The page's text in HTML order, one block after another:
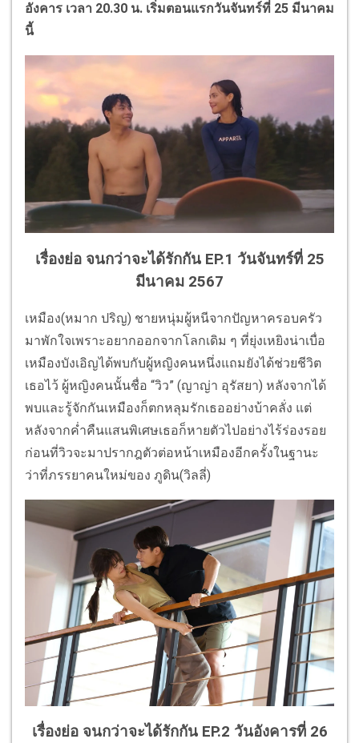
อังคาร เวลา 20.30 น. เริ่มตอนแรกวันจันทร์ที่ 25 มีนาคม
นี้
เรื่องย่อ จนกว่าจะได้รักกัน EP.1 วันจันทร์ที่ 25
มีนาคม 2567
เหมือง(หมาก ปริญ) ชายหนุ่มผู้หนีจากปัญหาครอบครัว
มาพักใจเพราะอยากออกจากโลกเดิม ๆ ที่ยุ่งเหยิงน่าเบื่อ
เหมืองบังเอิญได้พบกับผู้หญิงคนหนึ่งแถมยังได้ช่วยชีวิต
เธอไว้ ผู้หญิงคนนั้นชื่อ “วิว” (ญาญ่า อุรัสยา) หลังจากได้
พบและรู้จักกันเหมืองก็ตกหลุมรักเธออย่างบ้าคลั่ง แต่
หลังจากค่ำคืนแสนพิเศษเธอก็หายตัวไปอย่างไร้ร่องรอย
ก่อนที่วิวจะมาปรากฎตัวต่อหน้าเหมืองอีกครั้งในฐานะ
ว่าที่ภรรยาคนใหม่ของ ภูดิน(วิลลี่)
เรื่องย่อ จนกว่าจะได้รักกัน EP.2 วันอังคารที่ 26